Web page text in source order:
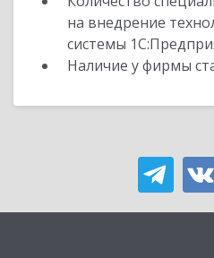
на внедрение
системы
Наличие у фирмы